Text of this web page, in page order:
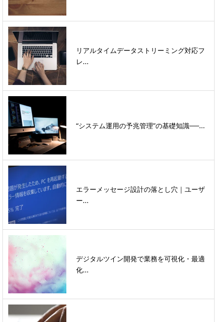
リアルタイムデータストリーミング対応フ
レ...
“システム運用の予兆管理”の基礎知識──...
エラーメッセージ設計の落とし穴｜ユーザ
ー...
デジタルツイン開発で業務を可視化・最適
化...